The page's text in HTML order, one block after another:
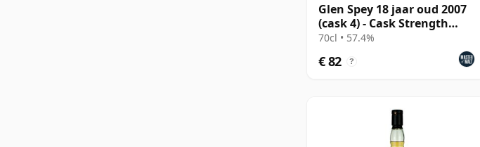
Glen Spey 18 jaar oud 2007
(cask 4) - Cask Strength
Collection
70cl • 57.4%
€ 82 ?